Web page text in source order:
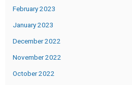
February 2023
January 2023
December 2022
November 2022
October 2022